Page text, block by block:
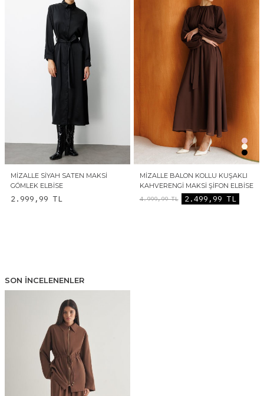
MIZALLE SIYAH SATEN MAKSI
GÖMLEK ELBISE
2.999,99 TL
MIZALLE BALON KOLLU KUŞAKLI
KAHVERENGI MAKSI ŞIFON ELBISE
4.999,99TL 2.499,99 TL
SON İNCELENENLER